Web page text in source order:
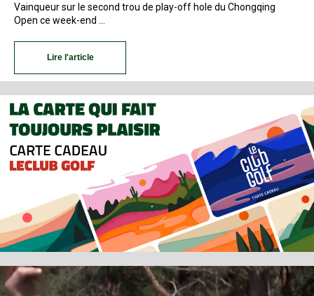
Vainqueur sur le second trou de play-off hole du Chongqing
Open ce week-end …
Lire l'article